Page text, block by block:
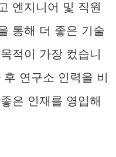
엔지니어 및 직원
통해 더 좋은 기술
적이 가장 컸습니
연구소 인력을 비
은 인재를 영입해